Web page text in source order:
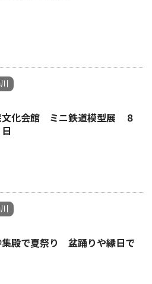
文化会館 ミニ鉄道模型展 ８
集殿で夏祭り 盆踊りや縁日で